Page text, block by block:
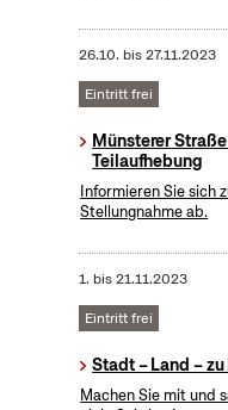
26.10. bis27.11.2023
Eintritt frei
Münsterer
Teilaufhebung
Informieren Sie sich
Stellungnahme ab.
1. bis21.11.2023
Eintritt frei
Stadt – Land – zu
Machen Sie mit und